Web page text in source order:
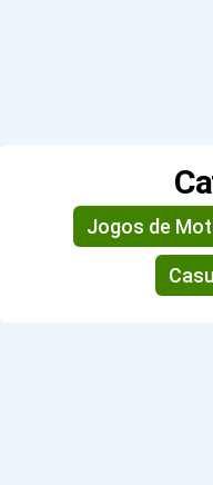
Jogos de